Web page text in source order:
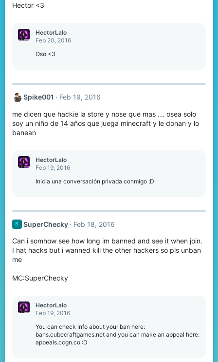
Hector <3
HectorLalo
Feb 20, 2016
Oso <3
Spike001 Feb 19, 2016
me dicen que hackie la store y nose que mas ._. osea solo
soy un niño de 14 años que juega minecraft y le donan y lo
banean
HectorLalo
Feb 19, 2016
Inicia una conversación privada conmigo ;D
S SuperChecky Feb 18, 2016
Can i somhow see how long im banned and see it when join.
I hat hacks but i wanned kill the other hackers so pls unban
me
MC:SuperChecky
HectorLalo
Feb 19, 2016
You can check info about your ban here:
bans.cubecraftgames.net and you can make an appeal here:
appeals.ccgn.co :D